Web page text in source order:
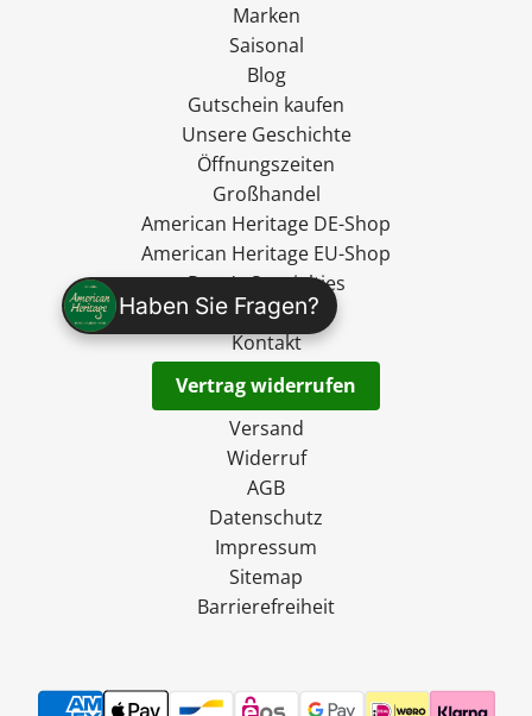
Haben Sie Fragen?
Marken
Saisonal
Blog
Gutschein kaufen
Unsere Geschichte
Öffnungszeiten
Großhandel
American Heritage DE-Shop
American Heritage EU-Shop
Ryan's Specialties
madevegan
Kontakt
Vertrag widerrufen
Versand
Widerruf
AGB
Datenschutz
Impressum
Sitemap
Barrierefreiheit